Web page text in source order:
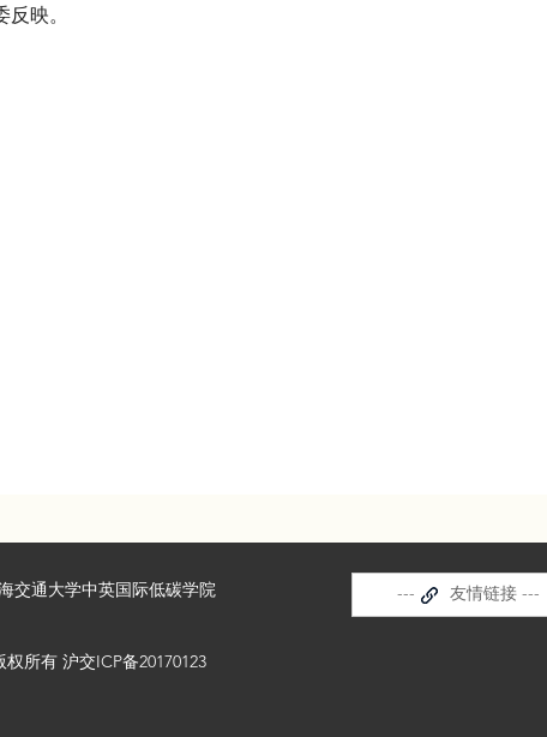
反映。
交通大学中英国际低碳学院
所有 沪交ICP备20170123
--- 友情链接 ---